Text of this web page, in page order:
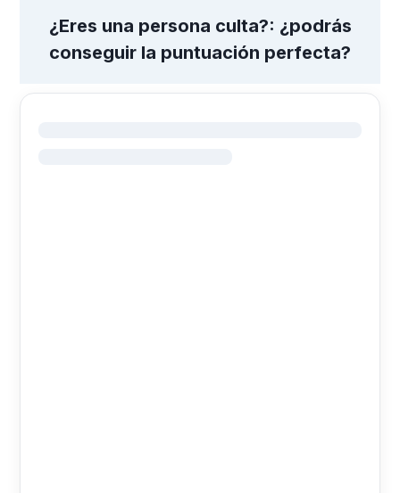
¿Eres una persona culta?: ¿podrás
conseguir la puntuación perfecta?